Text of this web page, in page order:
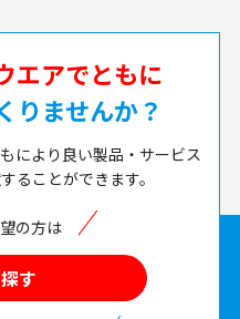
エアでともに
りませんか？
により良い製品・サービス
ることができます。
の方は
す